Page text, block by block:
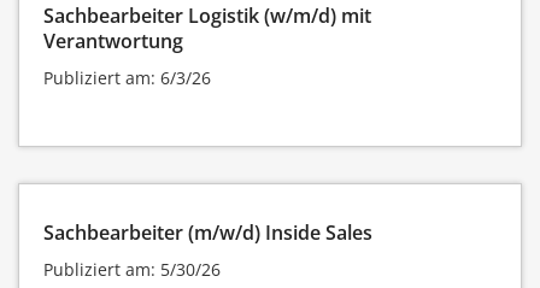
Sachbearbeiter Logistik (w/m/d) mit
Verantwortung
Publiziert am: 6/3/26
Sachbearbeiter (m/w/d) Inside Sales
Publiziert am: 5/30/26